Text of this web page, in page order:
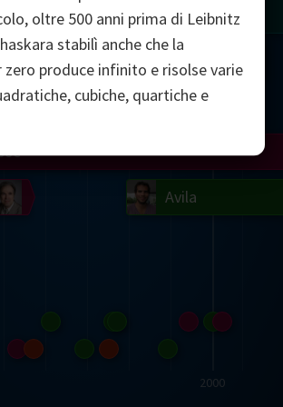
2000
Avila
Mirzakhani
Tao
Bourgain
Matiyasevich
Uhlenbeck
oltre 500 anni prima di Leibnitz
stabilì anche che la
zero produce infinito e risolse varie
cubiche, quartiche e